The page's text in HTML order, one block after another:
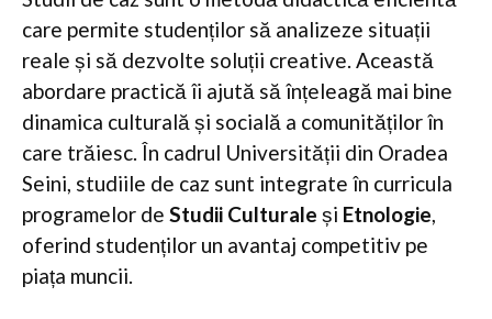
care permite studenților să analizeze situații
reale și să dezvolte soluții creative. Această
abordare practică îi ajută să înțeleagă mai bine
dinamica culturală și socială a comunităților în
care trăiesc. În cadrul Universității din Oradea
Seini, studiile de caz sunt integrate în curricula
programelor de Studii Culturale și Etnologie,
oferind studenților un avantaj competitiv pe
piața muncii.